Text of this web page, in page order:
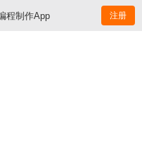
程制作App 注册